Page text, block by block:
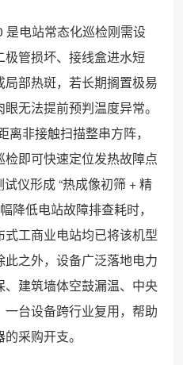
是电站常态化巡检刚需设
管损坏、接线盒进水短
部热斑，若长期搁置极易
无法提前预判温度异常。
非接触扫描整串方阵，
即可快速定位发热故障点
仪形成 “热成像初筛 + 精
降低电站故障排查耗时，
工商业电站均已将该机型
之外，设备广泛落地电力
建筑墙体空鼓漏温、中央
台设备跨行业复用，帮助
采购开支。